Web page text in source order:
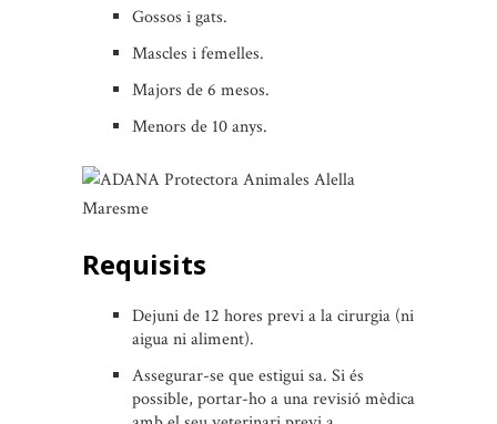
Gossos i gats.
Mascles i femelles.
Majors de 6 mesos.
Menors de 10 anys.
Requisits
Dejuni de 12 hores previ a la cirurgia (ni
aigua ni aliment).
Assegurar-se que estigui sa. Si és
possible, portar-ho a una revisió mèdica